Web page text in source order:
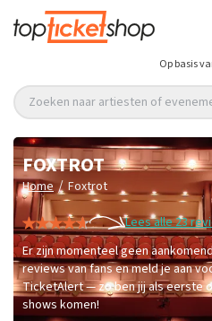
Op basis
Zoeken naar artiesten of
FOXTROT
Home / Foxtrot
Lees alle 23
Er zijn momenteel geen
reviews van fans en meld je aan
TicketAlert — zo ben jij als eerste
shows komen!